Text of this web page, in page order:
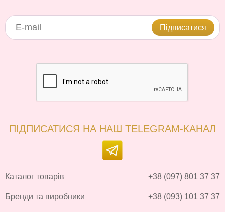
Підписатися
ПІДПИСАТИСЯ НА НАШ TELEGRAM-КАНАЛ
Каталог товарів
Бренди та виробники
+38 (097) 801 37 37
+38 (093) 101 37 37